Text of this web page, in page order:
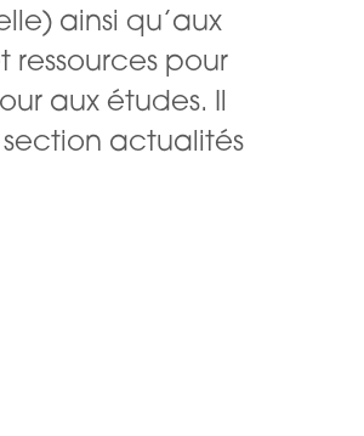
ainsi qu’aux
ressources pour
aux études. Il
section actualités